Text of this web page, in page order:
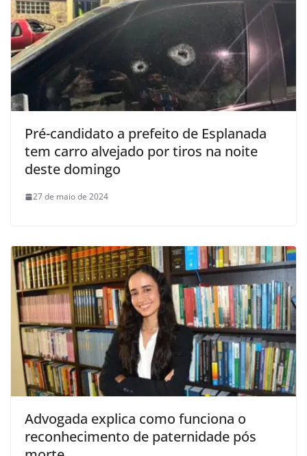
Pré-candidato a prefeito de Esplanada
tem carro alvejado por tiros na noite
deste domingo
27 de maio de 2024
Advogada explica como funciona o
reconhecimento de paternidade pós